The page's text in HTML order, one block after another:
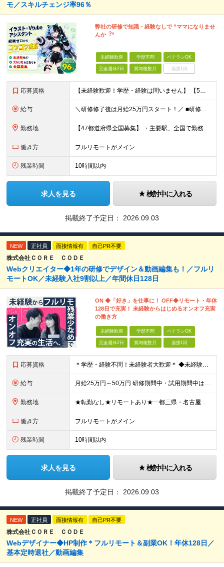
モ／スキルチェンジ率96％
弊社の研修で知識・経験なしで ”ママになりませ
んか︖”
未経験歓迎 学歴不問 ベテランOK
完全週休2日 賞与複数月 面接1回
応募資格 【未経験歓迎！学歴・経験は問いません】 【5名以上の積極採用を予定！】 事業拡大中につき、 これからイラストレーターを目指したい方を積極採用中です！ 「イラストを仕事にしてみたい」 「好きなことを
給与 ＼研修修了後は月給25万円スタート！／ ■研修修了後 月給25万円＋賞与＋インセンティブ賞与 ※残業代は別途支給 ▽研修期間▽ 【未経験者】 ▶ 月給20万円～ 【固定残業代について】
勤務地 【47都道府県全国募集】 ・主要駅、全国で勤務可能！ ・どこに住んでいても応募可能！ 【東京本社】 東京都品川区東品川5-9-2 ≪リモート研修♪⾯接も基本的にオンラインで実施します≫ －主要駅
働き方 フルリモートがメイン
残業時間 10時間以内
求人を見る 検討中に入れる
掲載終了予定日： 2026.09.03
NEW 正社員 面接情報有 自己PR不要
株式会社ＣＯＲＥ ＣＯＤＥ
Webクリエイター◆1年の研修でデザイン＆動画編集も！／フルリ
モートOK／未経験入社9割以上／年間休日128日
ON ◆「好き」を仕事に！ OFF◆リモート・年休
128日で充実！ 未経験からはじめるオンオフ充実
の働き方
未経験歓迎 学歴不問 ベテランOK
完全週休2日 賞与複数月 面接1回
応募資格 ＊学歴・経験不問！未経験者大歓迎＊ ◆未経験からWebクリエイターとして働いてみたい方 ◆第二新卒・ブランクのある方も大歓迎！ ★学歴・知識・経験は一切問いません！ ★面接は「ポートフォリオ」「実
給与 月給25万円～50万円 研修期間中・試用期間中は給与が異なります。 >>研修期間中（入社6ヶ月後）の給与 一律：月給21万円～50万円 >>試用期間中（6ヶ月）の給与 関東：月給21万円～ 関西
勤務地 ★転勤なし★リモートあり★一都三県・名古屋・関西・九州 ◎案件によって ┗完全在宅勤務（フルリモート）も可能！ ┗希望に応じて幅広い働き方やプランが選べます！ ◆本社または一都三県 （東京都・
働き方 フルリモートがメイン
残業時間 10時間以内
求人を見る 検討中に入れる
掲載終了予定日： 2026.09.03
NEW 正社員 面接情報有 自己PR不要
株式会社ＣＯＲＥ ＣＯＤＥ
Webデザイナー◆HP制作＊フルリモート＆副業OK！年休128日／
基本定時退社／動画編集